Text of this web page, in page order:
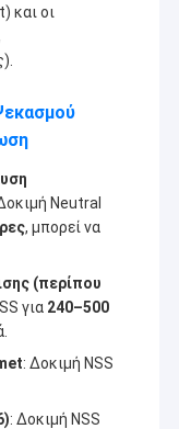
και οι
Neutral
, μπορεί να
(περίπου
για 240–500
: Δοκιμή NSS
: Δοκιμή NSS